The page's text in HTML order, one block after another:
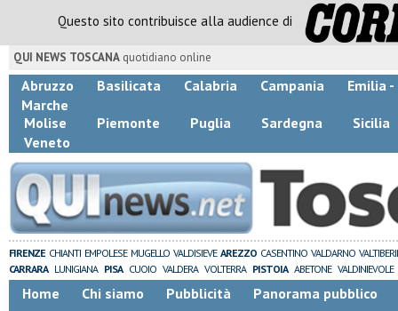
Questo sito contribuisce alla audience di
QUI NEWS TOSCANA quotidiano online
Abruzzo Basilicata Calabria Campania
Emilia -
Marche
Molise
Piemonte Puglia Sardegna
Sicilia
Veneto
FIRENZE CHIANTI EMPOLESE MUGELLO VALDISIEVE AREZZO CASENTINO VALDARNO
CARRARA LUNIGIANA PISA CUOIO VALDERA VOLTERRA PISTOIA ABETONE VALDINIEVOLE
Home Chi siamo Pubblicità
Panorama pubblico